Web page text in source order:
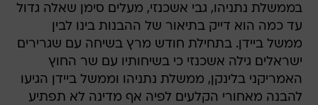
בממשלת נתניהו, גבי אשכנזי, מעלים סימן שאלה גדול
עד כמה הוא דייק בתיאור של ההבנות בינו לבין
ממשל ביידן. בתחילת חודש מרץ בשיחה עם שגרירים
ישראלים גילה אשכנזי כי בשיחותיו עם שר החוץ
האמריקני בלינקן, ממשלת נתניהו וממשל ביידן הגיעו
להבנה מאחורי הקלעים לפיה אף מדינה לא תפתיע